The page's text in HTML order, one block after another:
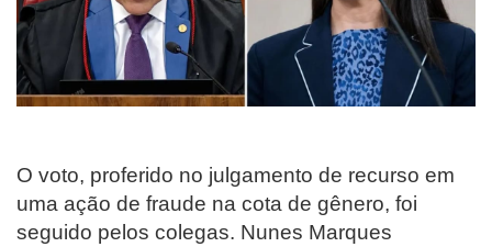
O voto, proferido no julgamento de recurso em
uma ação de fraude na cota de gênero, foi
seguido pelos colegas. Nunes Marques